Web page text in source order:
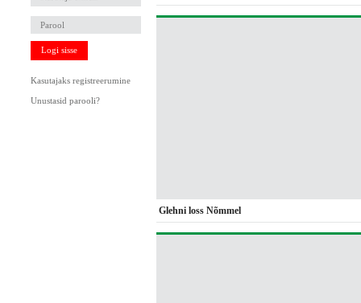
Logi sisse
Kasutajaks registreerumine
Unustasid parooli?
Glehni loss Nõmmel